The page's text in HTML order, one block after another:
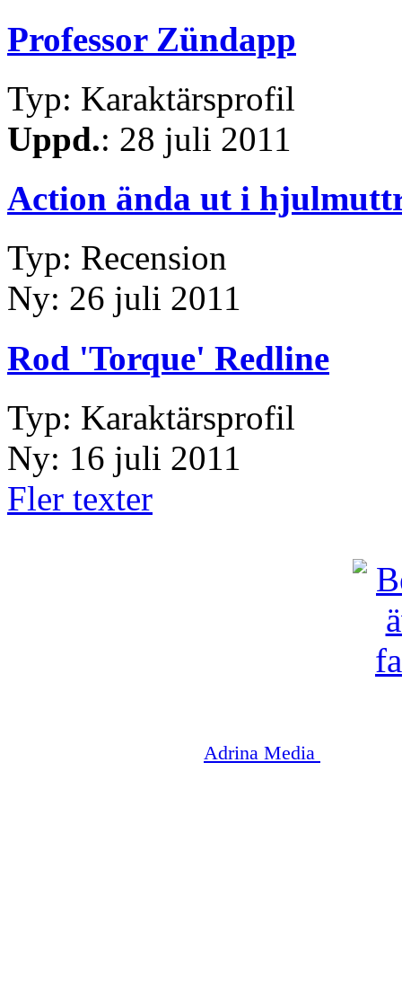
Professor Zündapp
Typ: Karaktärsprofil
Uppd.: 28 juli 2011
Action ända ut i
Typ: Recension
Ny: 26 juli 2011
Rod 'Torque' Redline
Typ: Karaktärsprofil
Ny: 16 juli 2011
Fler texter
Adrina Media